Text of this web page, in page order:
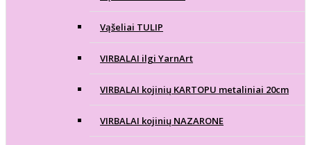
Vąšeliai TULIP
VIRBALAI ilgi YarnArt
VIRBALAI kojinių KARTOPU metaliniai 20cm
VIRBALAI kojinių NAZARONE